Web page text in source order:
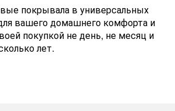
покрывала в универсальных
вашего домашнего комфорта и
покупкой не день, не месяц и
лет.